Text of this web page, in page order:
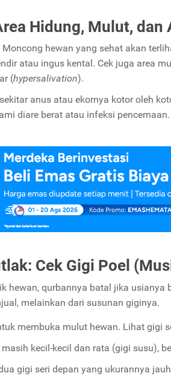
Hidung, Mulut, dan
Moncong hewan yang sehat akan
atau ingus kental. Cek juga area
(hypersalivation).
anus atau ekornya kotor oleh
diare berat atau infeksi pencernaan.
Cek Gigi Poel
hewan, qurbannya batal jika
melainkan dari susunan giginya.
membuka mulut hewan. Lihat gigi
kecil-kecil dan rata (gigi susu),
gigi seri depan yang ukurannya